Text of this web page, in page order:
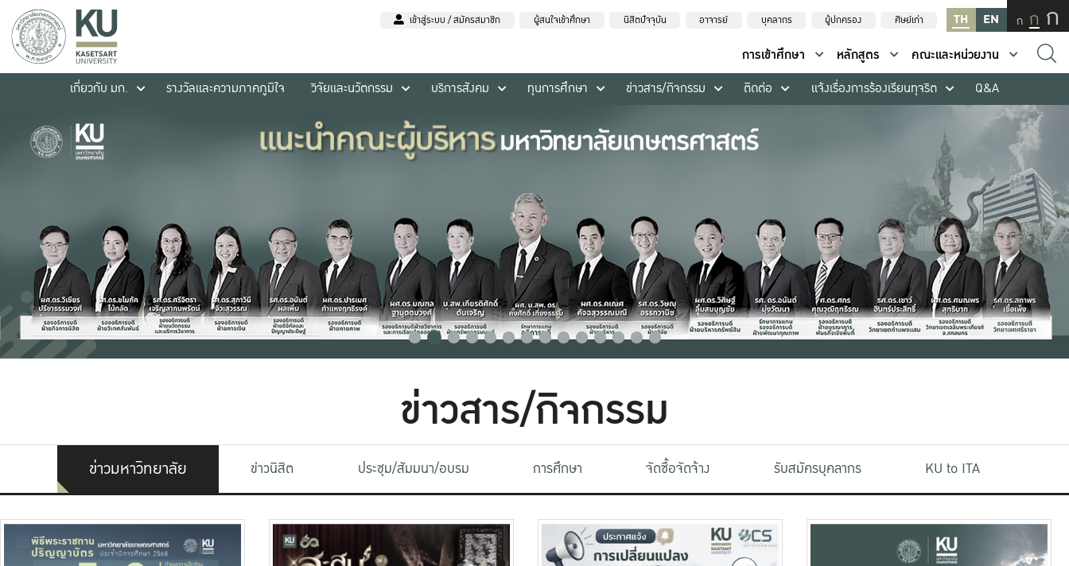
เข้าสู่ระบบ / สมัครสมาชิก ผู้สนใจเข้าศึกษา นิสิตปัจจุบัน อาจารย์ บุคลากร ผู้ปกครอง ศิษย์เก่า TH EN ก ก ก
การเข้าศึกษา หลักสูตร
คณะและหน่วยงาน
เกี่ยวกับ มก.
รางวัลและความภาคภูมิใจ วิจัยและนวัตกรรม บริการสังคม ทุนการศึกษา ข่าวสาร/กิจกรรม ติดต่อ แจ้งเรื่องการร้องเรียนทุจริต Q&A
ข่าวสาร/กิจกรรม
ข่าวมหาวิทยาลัย ข่าวนิสิต ประชุม/สัมมนา/อบรม การศึกษา จัดซื้อจัดจ้าง รับสมัครบุคลากร KU to ITA